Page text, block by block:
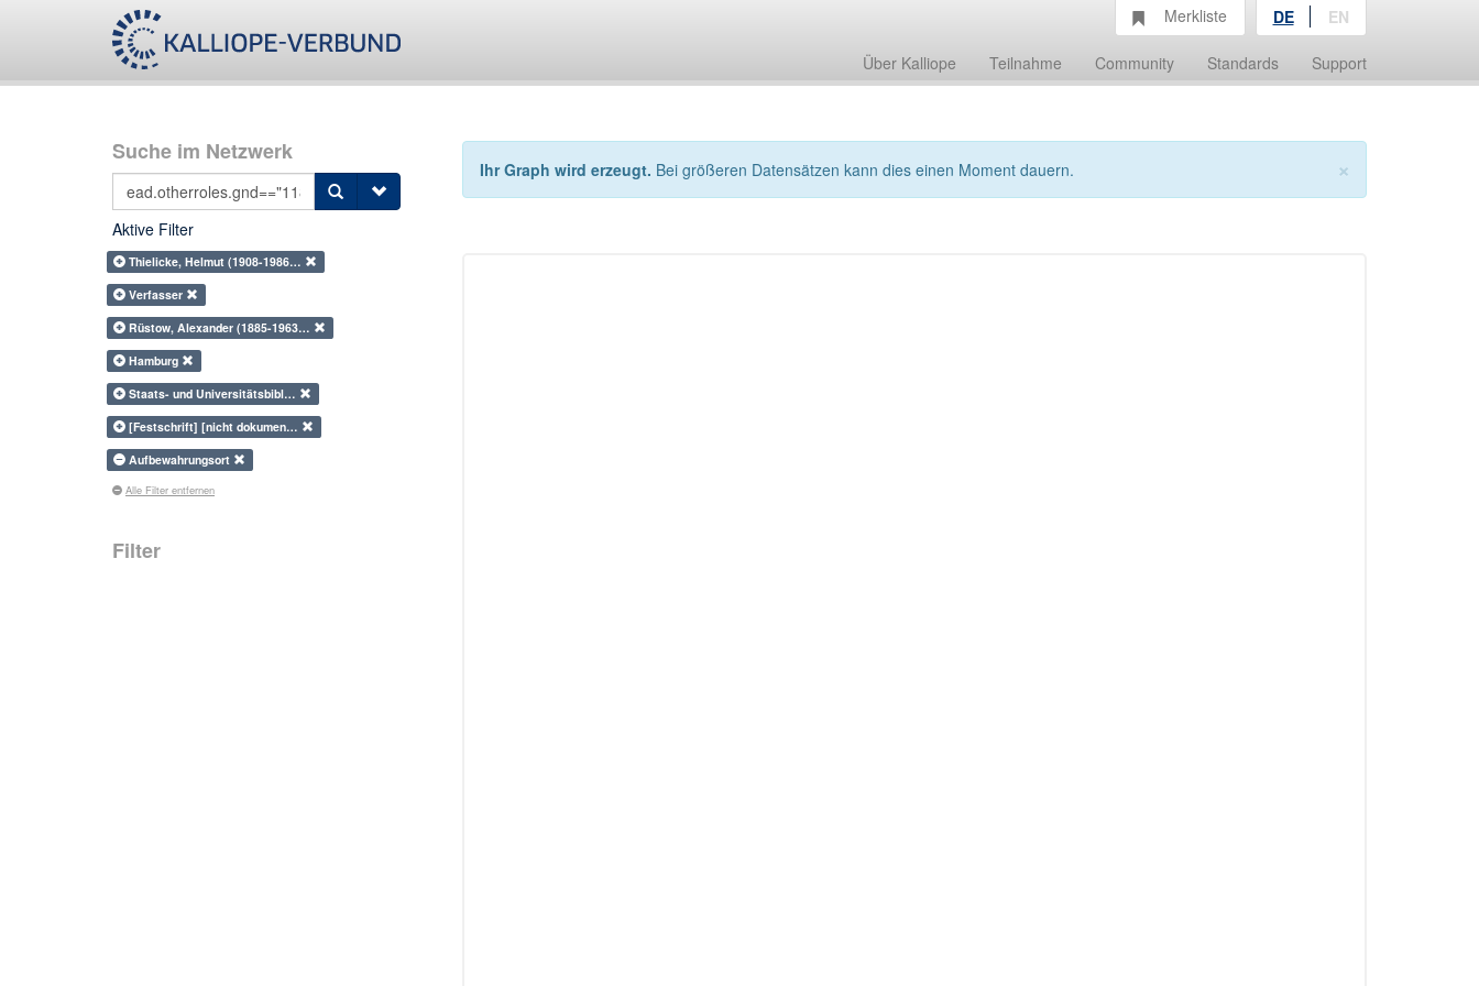
Über Kalliope Teilnahme Community Standards Support
Merkliste DE EN
Suche im Netzwerk
Aktive Filter
Thielicke, Helmut (1908-1986…
Verfasser
Rüstow, Alexander (1885-1963…
Hamburg
Staats- und Universitätsbibl…
[Festschrift] [nicht dokumen…
Aufbewahrungsort
Alle Filter entfernen
Filter
×
Ihr Graph wird erzeugt. Bei größeren Datensätzen kann dies einen Moment dauern.